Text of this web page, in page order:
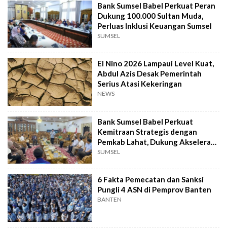
Bank Sumsel Babel Perkuat Peran
Dukung 100.000 Sultan Muda,
Perluas Inklusi Keuangan Sumsel
SUMSEL
El Nino 2026 Lampaui Level Kuat,
Abdul Azis Desak Pemerintah
Serius Atasi Kekeringan
NEWS
Bank Sumsel Babel Perkuat
Kemitraan Strategis dengan
Pemkab Lahat, Dukung Akselerasi
Ekonomi Daerah
SUMSEL
6 Fakta Pemecatan dan Sanksi
Pungli 4 ASN di Pemprov Banten
BANTEN